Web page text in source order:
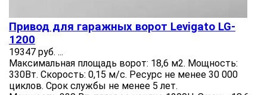
Привод для гаражных ворот Levigato LG-
1200
19347 руб. ...
Максимальная площадь ворот: 18,6 м2. Мощность:
330Вт. Скорость: 0,15 м/с. Ресурс не менее 30 000
циклов. Срок службы не менее 5 лет.